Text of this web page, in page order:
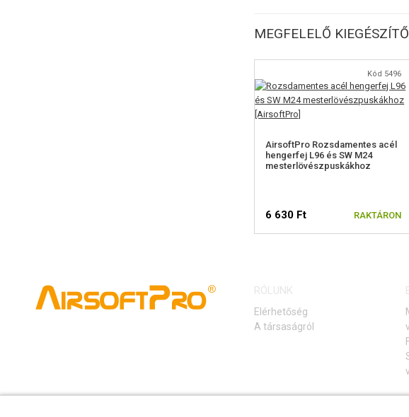
MEGFELELŐ
Kód 5496
AirsoftPro Rozsdamentes acél
hengerfej L96 és SW M24
mesterlövészpuskákhoz
6 630 Ft RAKTÁRON
RÓLUNK
Elérhetőség
A társaságról